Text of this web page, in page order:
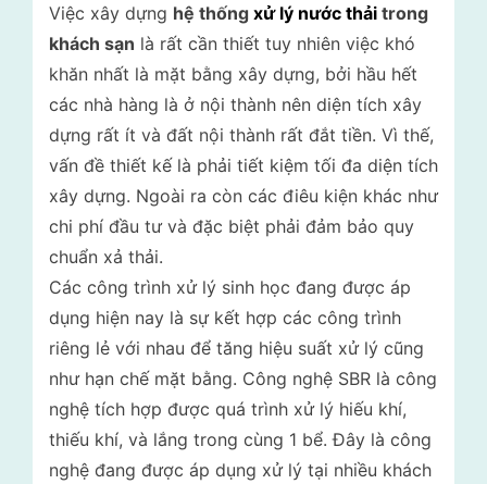
Việc xây dựng hệ thống xử lý nước thải trong
khách sạn là rất cần thiết tuy nhiên việc khó
khăn nhất là mặt bằng xây dựng, bởi hầu hết
các nhà hàng là ở nội thành nên diện tích xây
dựng rất ít và đất nội thành rất đắt tiền. Vì thế,
vấn đề thiết kế là phải tiết kiệm tối đa diện tích
xây dựng. Ngoài ra còn các điêu kiện khác như
chi phí đầu tư và đặc biệt phải đảm bảo quy
chuẩn xả thải.
Các công trình xử lý sinh học đang được áp
dụng hiện nay là sự kết hợp các công trình
riêng lẻ với nhau để tăng hiệu suất xử lý cũng
như hạn chế mặt bằng. Công nghệ SBR là công
nghệ tích hợp được quá trình xử lý hiếu khí,
thiếu khí, và lắng trong cùng 1 bể. Đây là công
nghệ đang được áp dụng xử lý tại nhiều khách